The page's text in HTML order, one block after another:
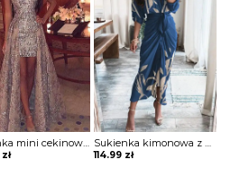
Sukienka mini cekinowa z długą spódnicą
zł
Sukienka kimonowa z drapowaniem
114.99 zł